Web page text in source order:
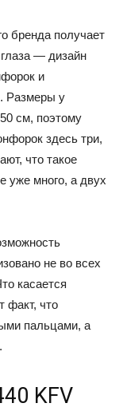
бренда получает
— дизайн
и
Размеры у
см, поэтому
здесь три,
что такое
уже много, а двух
не во всех
касается
факт, что
пальцами, а
KFV